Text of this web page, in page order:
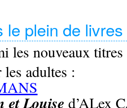
le plein de
les nouveaux
les adultes :
et Louise d’ALex